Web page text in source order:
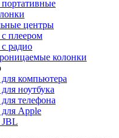
центры
плеером
радио
колонки
компьютера
ноутбука
телефона
Apple